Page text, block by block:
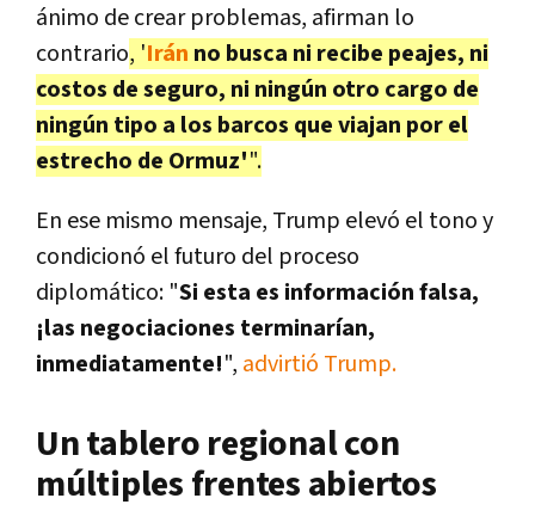
ánimo de crear problemas, afirman lo
contrario, 'Irán no busca ni recibe peajes, ni
costos de seguro, ni ningún otro cargo de
ningún tipo a los barcos que viajan por el
estrecho de Ormuz'".
En ese mismo mensaje, Trump elevó el tono y
condicionó el futuro del proceso
diplomático: "Si esta es información falsa,
¡las negociaciones terminarían,
inmediatamente!", advirtió Trump.
Un tablero regional con
múltiples frentes abiertos